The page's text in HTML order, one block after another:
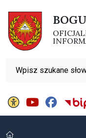
Panel ustawień
BIP
Wyszukiwarka